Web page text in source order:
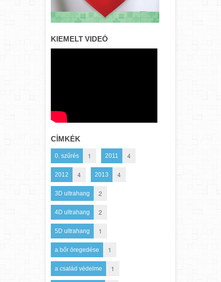
KIEMELT VIDEÓ
CÍMKÉK
0. szűrés 1 2011 4
2012 4 2013 4
3D ultrahang 2
4D ultrahang 2
5D ultrahang 1
a bőr öregedése 1
a család védelme 1